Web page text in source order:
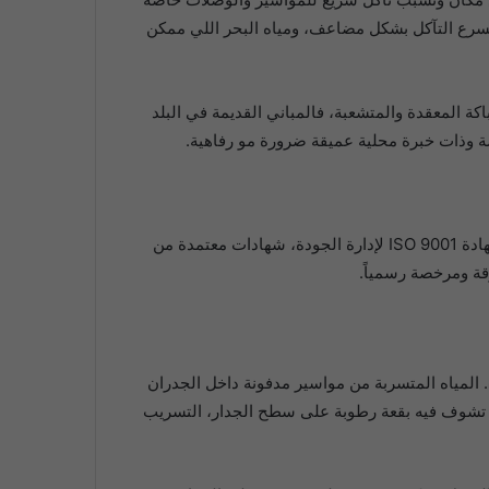
التآكل بشكل مضاعف، ومياه البحر اللي ممكن
والمتشعبة، فالمباني القديمة في البلد
وذات خبرة محلية عميقة ضرورة مو رفاهية.
شركة إعمار المنزل حاصلة على عدة اعتمادات رسمية: ترخيص من أمانة جدة لمزاولة نشاط الكشف عن التسريبات والصيانة، شهادة ISO 9001 لإدارة الجودة، شهادات معتمدة من
ومرخصة رسمياً.
المتسربة من مواسير مدفونة داخل الجدران
تشوف فيه بقعة رطوبة على سطح الجدار، التسريب